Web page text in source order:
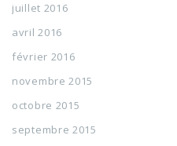
juillet 2016
avril 2016
février 2016
novembre 2015
octobre 2015
septembre 2015